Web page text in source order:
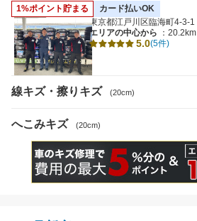
1%ポイント貯まる
カード払いOK
東京都江戸川区臨海町4-3-1
エリアの中心から
：20.2km
5.0(5件)
線キズ・擦りキズ (20cm)
へこみキズ (20cm)